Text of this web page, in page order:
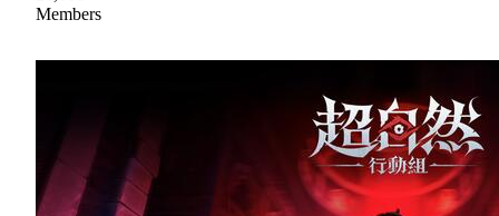
Members